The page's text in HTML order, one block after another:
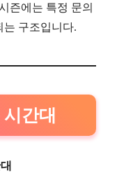
즌에는 특정 문의
는 구조입니다.
간대